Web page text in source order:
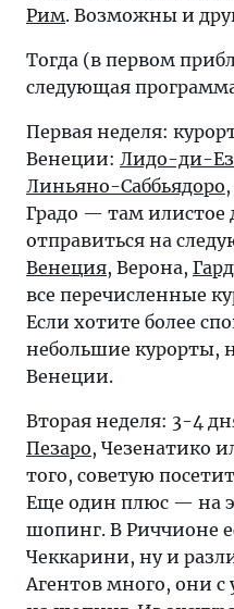
Рим. Возможны и
Тогда (в первом
следующая
Первая неделя:
Венеции: Лидо-ди-
Линьяно-Саббьядоро
Градо — там
отправиться на
Венеция, Верона,
все перечисленные
Если хотите более
небольшие курорты,
Венеции.
Вторая неделя: 3-4
Пезаро, Чезенатико
того, советую
Еще один плюс — на
шопинг. В Риччионе
Чеккарини, ну и
Агентов много, они с